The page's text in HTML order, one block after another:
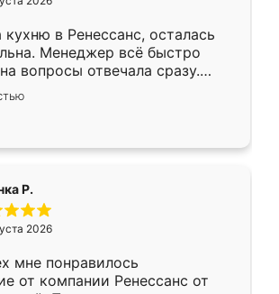
заказывать только здесь.
кухню в Ренессанс, осталась
Менеджер всё быстро
вопросы отвечала сразу.
в субботу, подошёл к
ответственностью. Собрали
работали аккуратно, даже
Р.
2026
мне понравилось
от компании Ренессанс от